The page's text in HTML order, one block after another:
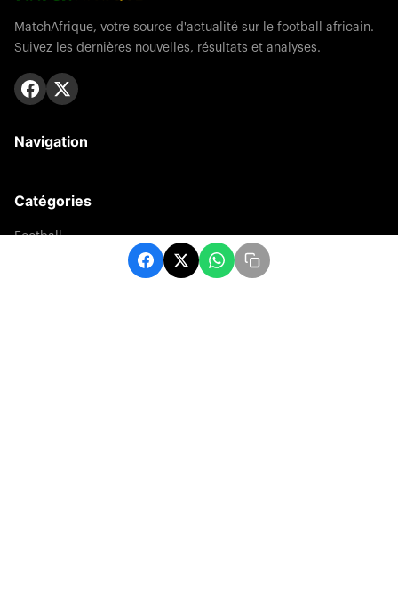
MatchAfrique, votre source d'actualité sur le football africain.
Suivez les dernières nouvelles, résultats et analyses.
Navigation
Catégories
Football